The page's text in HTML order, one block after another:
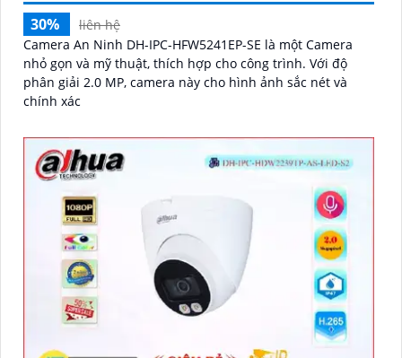
30%
liên hệ
Camera An Ninh DH-IPC-HFW5241EP-SE là một Camera
nhỏ gọn và mỹ thuật, thích hợp cho công trình. Với độ
phân giải 2.0 MP, camera này cho hình ảnh sắc nét và
chính xác